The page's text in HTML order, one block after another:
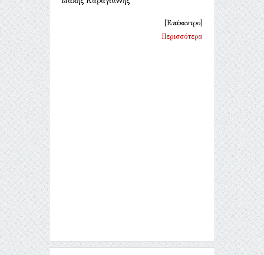
[Επίκεντρο]
Περισσότερα